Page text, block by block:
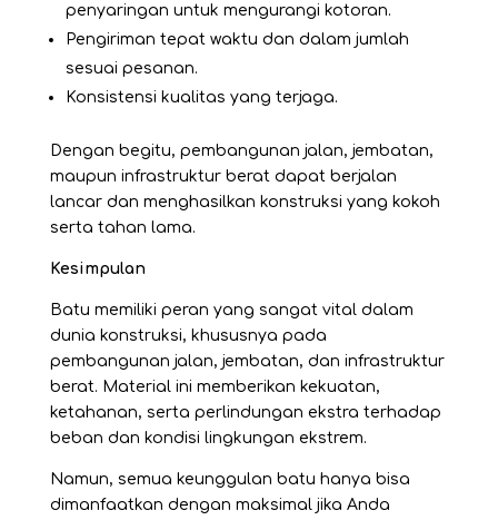
penyaringan untuk mengurangi kotoran.
Pengiriman tepat waktu dan dalam jumlah
sesuai pesanan.
Konsistensi kualitas yang terjaga.
Dengan begitu, pembangunan jalan, jembatan,
maupun infrastruktur berat dapat berjalan
lancar dan menghasilkan konstruksi yang kokoh
serta tahan lama.
Kesimpulan
Batu memiliki peran yang sangat vital dalam
dunia konstruksi, khususnya pada
pembangunan jalan, jembatan, dan infrastruktur
berat. Material ini memberikan kekuatan,
ketahanan, serta perlindungan ekstra terhadap
beban dan kondisi lingkungan ekstrem.
Namun, semua keunggulan batu hanya bisa
dimanfaatkan dengan maksimal jika Anda